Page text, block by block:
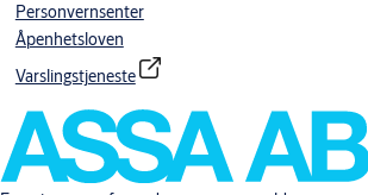
Personvernsenter
Åpenhetsloven
Varslingstjeneste